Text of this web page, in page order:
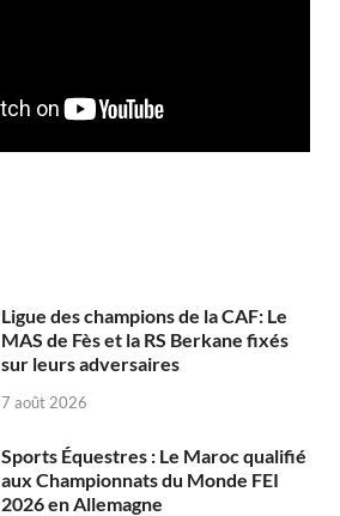
Ligue des champions de la CAF: Le
MAS de Fès et la RS Berkane fixés
sur leurs adversaires
7 août 2026
Sports Équestres : Le Maroc qualifié
aux Championnats du Monde FEI
2026 en Allemagne